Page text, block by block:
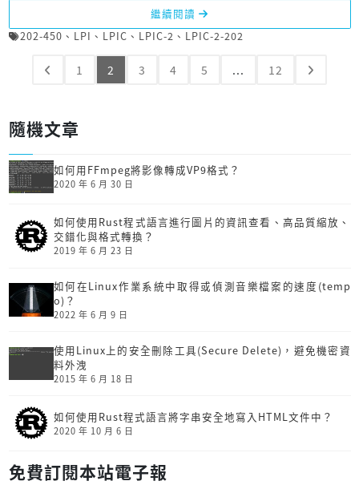
繼續閱讀
202-450 、 LPI 、 LPIC 、 LPIC-2 、 LPIC-2-202
1 2 3 4 5 ... 12
隨機文章
如何用FFmpeg將影像轉成VP9格式？
2020 年 6 月 30 日
如何使用Rust程式語言進行圖片的資訊查看、高品質縮放、
交錯化與格式轉換？
2019 年 6 月 23 日
如何在Linux作業系統中取得或偵測音樂檔案的速度(temp
o)？
2022 年 6 月 9 日
使用Linux上的安全刪除工具(Secure Delete)，避免機密資
料外洩
2015 年 6 月 18 日
如何使用Rust程式語言將字串安全地寫入HTML文件中？
2020 年 10 月 6 日
免費訂閱本站電子報